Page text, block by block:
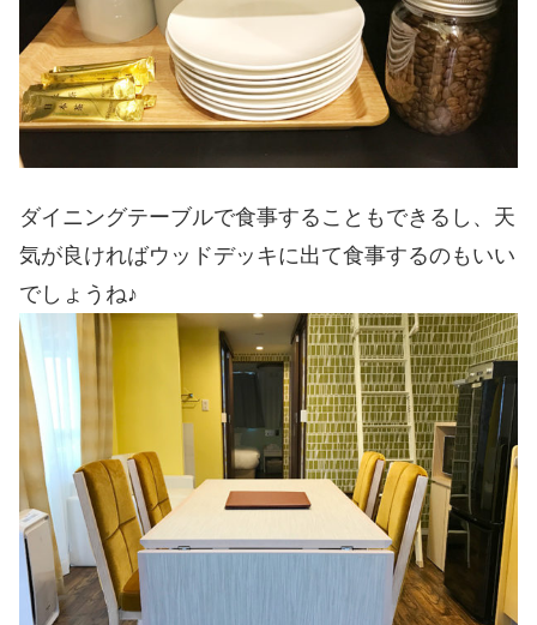
ダイニングテーブルで食事することもできるし、天
気が良ければウッドデッキに出て食事するのもいい
でしょうね♪